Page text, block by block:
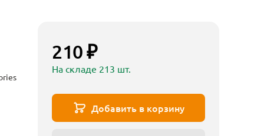
210 ₽
На складе 213 шт.
Добавить в корзину